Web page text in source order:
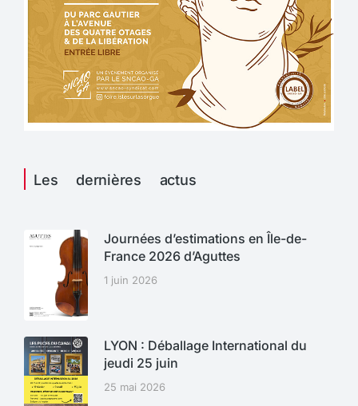
Les dernières actus
Journées d’estimations en Île-de-
France 2026 d’Aguttes
1 juin 2026
LYON : Déballage International du
jeudi 25 juin
25 mai 2026